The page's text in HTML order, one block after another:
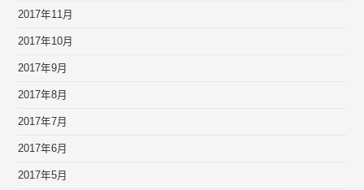
2017年11月
2017年10月
2017年9月
2017年8月
2017年7月
2017年6月
2017年5月